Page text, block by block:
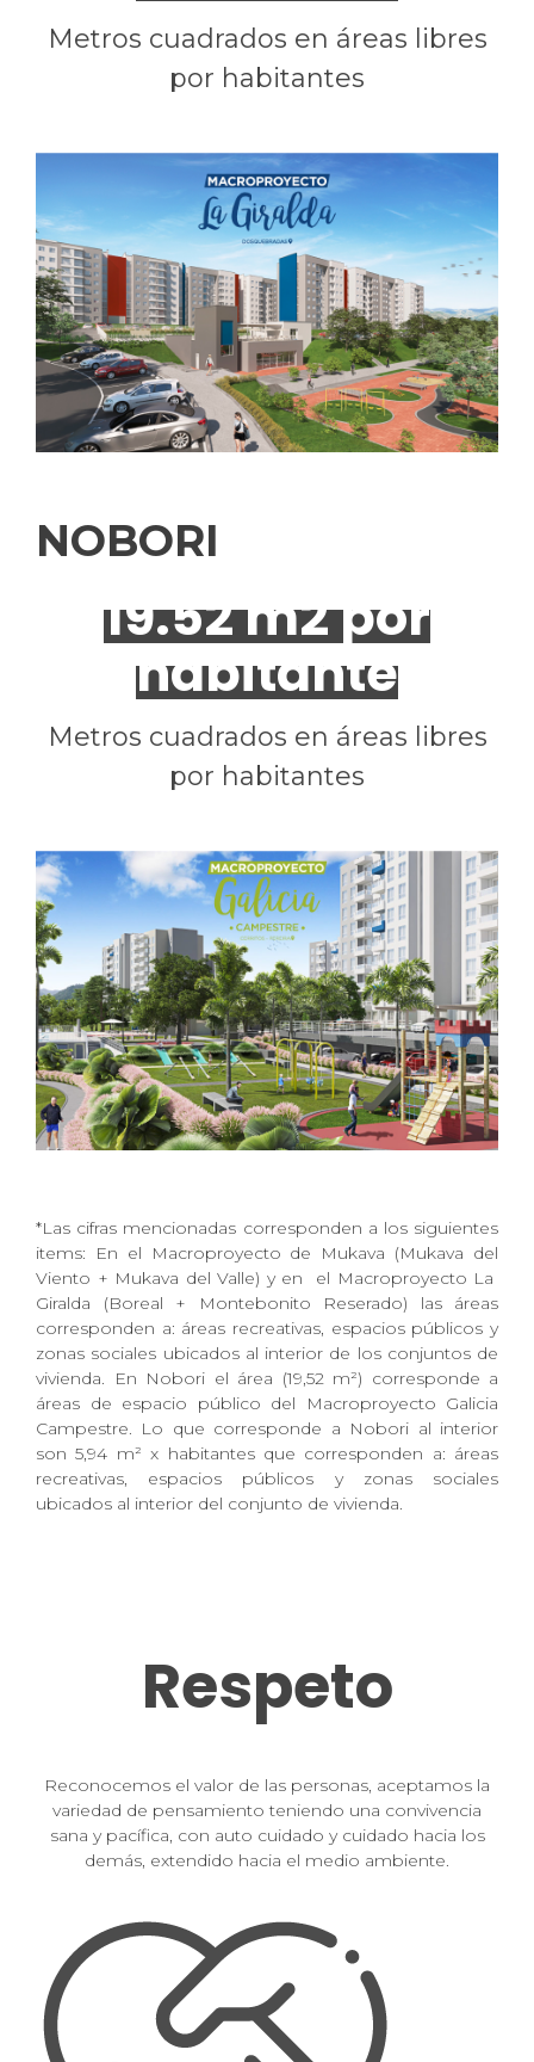
Metros cuadrados en áreas libres
por habitantes
NOBORI
19.52 m2 por
habitante
Metros cuadrados en áreas libres
por habitantes
*Las cifras mencionadas corresponden a los siguientes
items: En el Macroproyecto de Mukava (Mukava del
Viento + Mukava del Valle) y en
el Macroproyecto La
Giralda (Boreal + Montebonito Reserado) las áreas
corresponden a: áreas recreativas, espacios públicos y
zonas sociales ubicados al interior de los conjuntos de
vivienda. En Nobori el área (19,52 m²) corresponde a
áreas de espacio público del Macroproyecto Galicia
Campestre. Lo que corresponde a Nobori al interior
son 5,94 m² x habitantes que corresponden a: áreas
recreativas, espacios públicos y zonas sociales
ubicados al interior del conjunto de vivienda.
Respeto
Reconocemos el valor de las personas, aceptamos la
variedad de pensamiento teniendo una convivencia
sana y pacífica, con auto cuidado y cuidado hacia los
demás, extendido hacia el medio ambiente.